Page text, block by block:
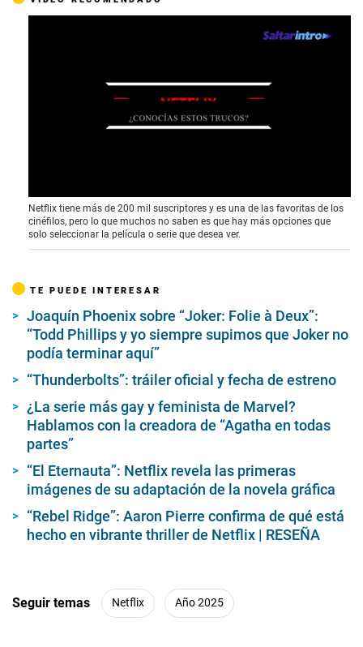
0
o
f
2
m
u
e
s
6
s
o
n
s
Netflix tiene más de 200 mil suscriptores y es una de las favoritas de los
cinéfilos, pero lo que muchos no saben es que hay más opciones que
solo seleccionar la película o serie que desea ver.
TE PUEDE INTERESAR
Joaquín Phoenix sobre “Joker: Folie à Deux”:
“Todd Phillips y yo siempre supimos que Joker no
podía terminar aquí”
“Thunderbolts”: tráiler oficial y fecha de estreno
¿La serie más gay y feminista de Marvel?
Hablamos con la creadora de “Agatha en todas
partes”
“El Eternauta”: Netflix revela las primeras
imágenes de su adaptación de la novela gráfica
“Rebel Ridge”: Aaron Pierre confirma de qué está
hecho en vibrante thriller de Netflix | RESEÑA
Seguir temas Netflix Año 2025